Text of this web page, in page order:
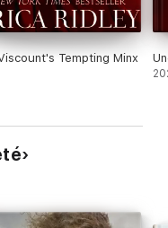
Tempting Minx